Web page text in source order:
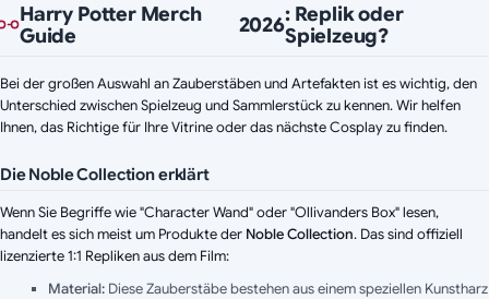
Harry Potter Merch
Guide
2026: Replik oder
Spielzeug?
Bei der großen Auswahl an Zauberstäben und Artefakten ist es wichtig, den
Unterschied zwischen Spielzeug und Sammlerstück zu kennen. Wir helfen
Ihnen, das Richtige für Ihre Vitrine oder das nächste Cosplay zu finden.
Die Noble Collection erklärt
Wenn Sie Begriffe wie "Character Wand" oder "Ollivanders Box" lesen,
handelt es sich meist um Produkte der Noble Collection. Das sind offiziell
lizenzierte 1:1 Repliken aus dem Film:
Material: Diese Zauberstäbe bestehen aus einem speziellen Kunstharz